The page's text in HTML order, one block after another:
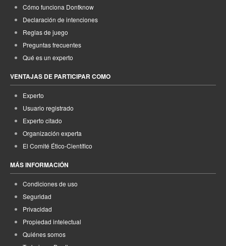
Cómo funciona Dontknow
Declaración de intenciones
Reglas de juego
Preguntas frecuentes
Qué es un experto
VENTAJAS DE PARTICIPAR COMO
Experto
Usuario registrado
Experto citado
Organización experta
El Comité Ético-Científico
MÁS INFORMACIÓN
Condiciones de uso
Seguridad
Privacidad
Propiedad intelectual
Quiénes somos